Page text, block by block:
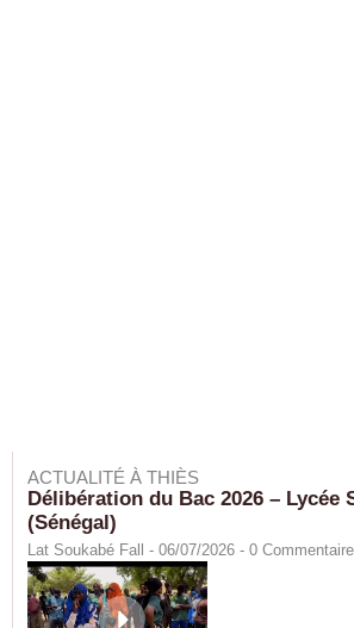
ACTUALITÉ À THIÈS
Délibération du Bac 2026 – Lycée
(Sénégal)
Lat Soukabé Fall - 06/07/2026 - 0 Commentaire